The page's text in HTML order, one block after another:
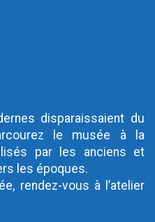
disparaissaient du
le musée à la
par les anciens et
les époques.
rendez-vous à l’atelier